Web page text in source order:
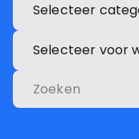
Selecteer
Selecteer voor